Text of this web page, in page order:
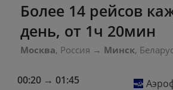
Более 14 рейсов
день, от 1ч 20мин
Москва, Россия → Минск,
00:20 → 01:45